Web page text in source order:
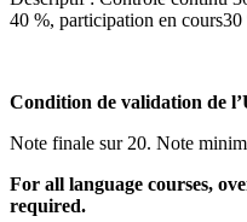
40 %, participation en cours30
Condition de validation de
Note finale sur 20. Note
For all language courses,
required.